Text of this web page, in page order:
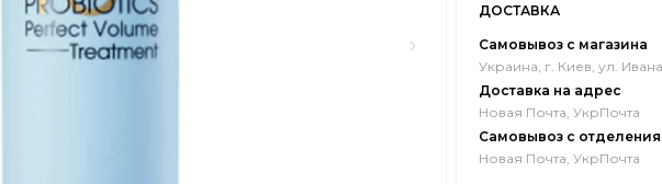
ДОСТАВКА
Самовывоз с магазина
Украина, г. Киев, ул.
Доставка на адрес
Новая Почта, УкрПочта
Самовывоз с отделения
Новая Почта, УкрПочта